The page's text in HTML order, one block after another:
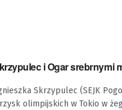
i Ogar srebrnymi
Skrzypulec (SEJK
olimpijskich w Tokio w